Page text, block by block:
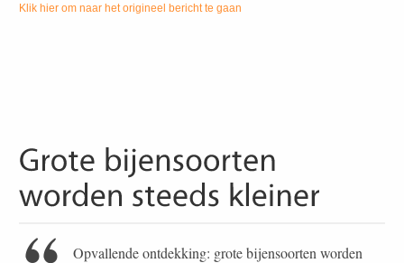
Klik hier om naar het origineel bericht te gaan
Opvallende ontdekking: grote bijensoorten worden